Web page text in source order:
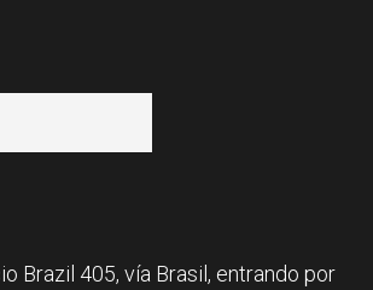
Brazil 405, vía Brasil, entrando por